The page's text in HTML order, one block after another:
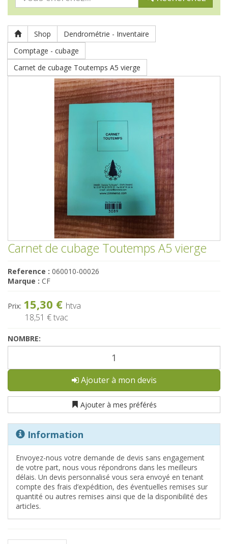
Shop
Dendrométrie - Inventaire
Comptage - cubage
Carnet de cubage Toutemps A5 vierge
Carnet de cubage Toutemps A5 vierge
Reference : 060010-00026
Marque : CF
Prix: 15,30 € htva
18,51 €tvac
NOMBRE:
Ajouter à mon devis
Ajouter à mes préférés
Information
Envoyez-nous votre demande de devis sans engagement
de votre part, nous vous répondrons dans les meilleurs
délais. Un devis personnalisé vous sera envoyé en tenant
compte des frais d’expédition, des éventuelles remises sur
quantité ou autres remises ainsi que de la disponibilité des
articles.